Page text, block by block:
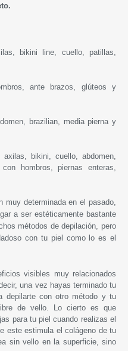
bikini line, cuello, patillas,
ante brazos, glúteos y
brazilian, media pierna y
axilas, bikini, cuello, abdomen,
hombros, piernas enteras,
determinada en el pasado,
a ser estéticamente bastante
métodos de depilación, pero
con tu piel como lo es el
visibles muy relacionados
una vez hayas terminado tu
depilarte con otro método y tu
de vello. Lo cierto es que
para tu piel cuando realizas el
este estimula el colágeno de tu
sin vello en la superficie, sino